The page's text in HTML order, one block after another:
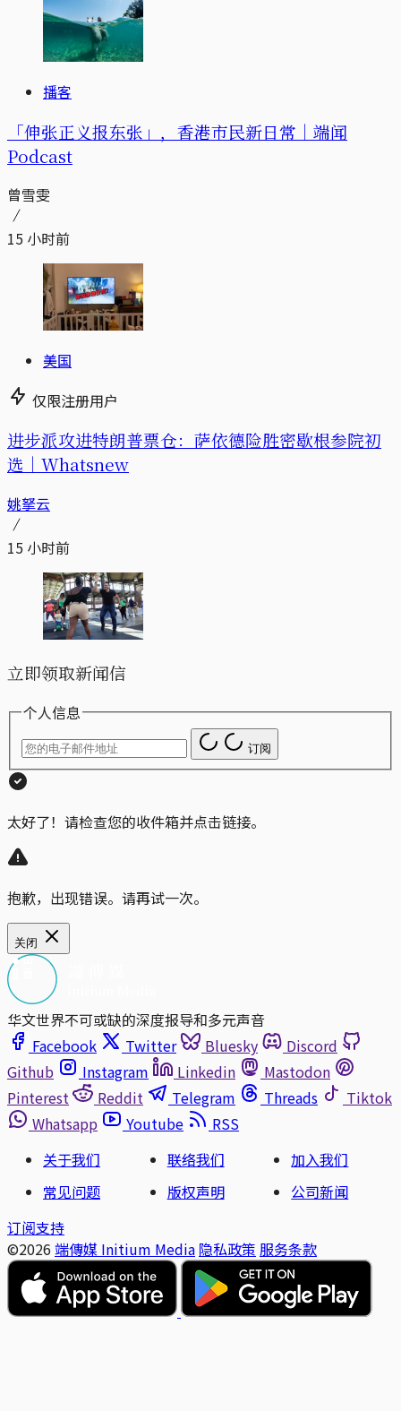
播客
「伸张正义报东张」，香港市民新日常｜端闻
Podcast
曾雪雯
15 小时前
美国
仅限注册用户
进步派攻进特朗普票仓：萨依德险胜密歇根参院初
选｜Whatsnew
姚拏云
15 小时前
立即领取新闻信
个人信息
订阅
太好了！请检查您的收件箱并点击链接。
抱歉，出现错误。请再试一次。
关闭
华文世界不可或缺的深度报导和多元声音
Facebook
Twitter Bluesky
Discord
Github
Instagram Linkedin
Mastodon
Pinterest
Reddit Telegram Threads
Tiktok
Whatsapp
Youtube
RSS
关于我们
联络我们
加入我们
常见问题
版权声明
公司新闻
订阅支持
©2026 端傳媒 Initium Media 隐私政策 服务条款